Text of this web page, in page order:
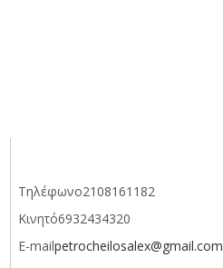
Τηλέφωνο2108161182
Κινητό6932434320
E-mailpetrocheilosalex@gmail.com